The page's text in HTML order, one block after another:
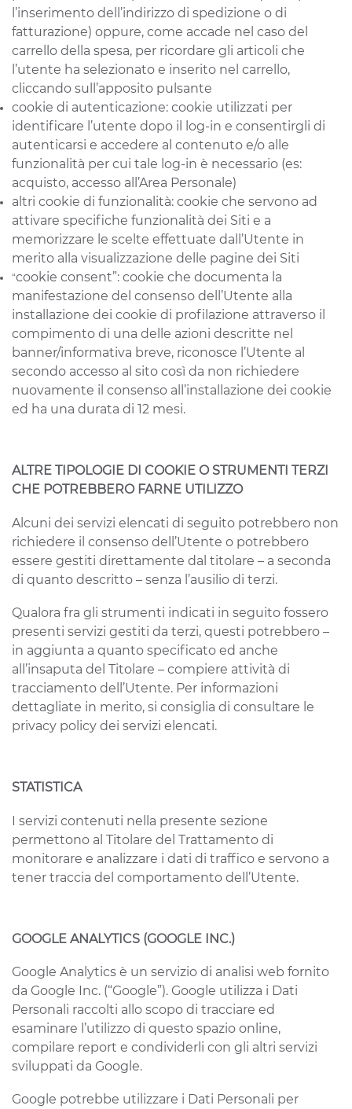
l’inserimento dell’indirizzo di spedizione o di
fatturazione) oppure, come accade nel caso del
carrello della spesa, per ricordare gli articoli che
l’utente ha selezionato e inserito nel carrello,
cliccando sull’apposito pulsante
cookie di autenticazione: cookie utilizzati per
identificare l’utente dopo il log-in e consentirgli di
autenticarsi e accedere al contenuto e/o alle
funzionalità per cui tale log-in è necessario (es:
acquisto, accesso all’Area Personale)
altri cookie di funzionalità: cookie che servono ad
attivare specifiche funzionalità dei Siti e a
memorizzare le scelte effettuate dall’Utente in
merito alla visualizzazione delle pagine dei Siti
“cookie consent”: cookie che documenta la
manifestazione del consenso dell’Utente alla
installazione dei cookie di profilazione attraverso il
compimento di una delle azioni descritte nel
banner/informativa breve, riconosce l’Utente al
secondo accesso al sito così da non richiedere
nuovamente il consenso all’installazione dei cookie
ed ha una durata di 12 mesi.
ALTRE TIPOLOGIE DI COOKIE O STRUMENTI TERZI
CHE POTREBBERO FARNE UTILIZZO
Alcuni dei servizi elencati di seguito potrebbero non
richiedere il consenso dell’Utente o potrebbero
essere gestiti direttamente dal titolare – a seconda
di quanto descritto – senza l’ausilio di terzi.
Qualora fra gli strumenti indicati in seguito fossero
presenti servizi gestiti da terzi, questi potrebbero –
in aggiunta a quanto specificato ed anche
all’insaputa del Titolare – compiere attività di
tracciamento dell’Utente. Per informazioni
dettagliate in merito, si consiglia di consultare le
privacy policy dei servizi elencati.
STATISTICA
I servizi contenuti nella presente sezione
permettono al Titolare del Trattamento di
monitorare e analizzare i dati di traffico e servono a
tener traccia del comportamento dell’Utente.
GOOGLE ANALYTICS (GOOGLE INC.)
Google Analytics è un servizio di analisi web fornito
da Google Inc. (“Google”). Google utilizza i Dati
Personali raccolti allo scopo di tracciare ed
esaminare l’utilizzo di questo spazio online,
compilare report e condividerli con gli altri servizi
sviluppati da Google.
Google potrebbe utilizzare i Dati Personali per